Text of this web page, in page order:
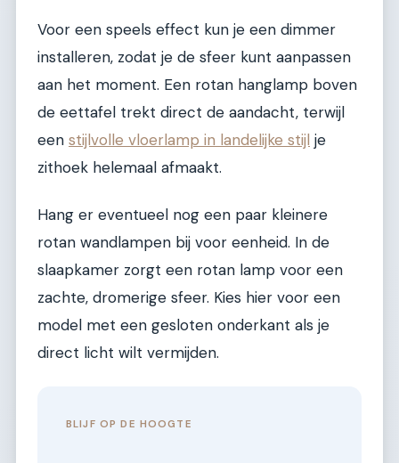
Voor een speels effect kun je een dimmer
installeren, zodat je de sfeer kunt aanpassen
aan het moment. Een rotan hanglamp boven
de eettafel trekt direct de aandacht, terwijl
een stijlvolle vloerlamp in landelijke stijl je
zithoek helemaal afmaakt.
Hang er eventueel nog een paar kleinere
rotan wandlampen bij voor eenheid. In de
slaapkamer zorgt een rotan lamp voor een
zachte, dromerige sfeer. Kies hier voor een
model met een gesloten onderkant als je
direct licht wilt vermijden.
BLIJF OP DE HOOGTE